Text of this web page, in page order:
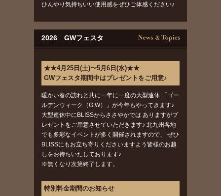
ひんやり気持ちいい使用感をぜひご体感ください♪
2026 GWフェスタ
★★4月25日(土)〜5月6日(水)★★
GWフェスタ期間中はプレゼントをご用意♪
暖かい春の訪れと共に一年に一度の大型連休 「ゴー
ルデンウィーク（G.W）」が今年もやってきます♪
大型連休中にBLISSからささやかでは ありますがプ
レゼントをご用意させていただきます♪ 北九州各地
でも多彩なイベントが多く開催されますので、 ぜひ
BLISSにもお立ち寄りくださいますよう皆様のお越
しをお待ちいたしております♪
※無くなり次第終了します。
特別料金期間のお知らせ